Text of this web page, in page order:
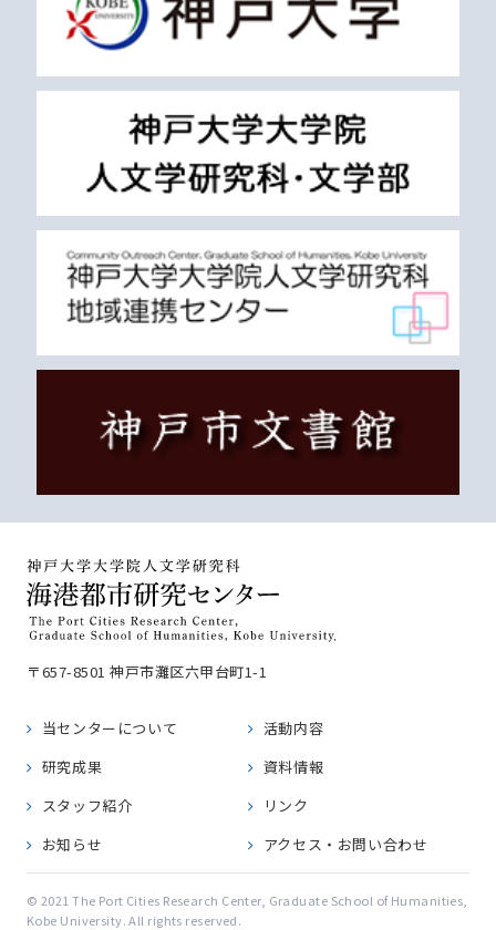
〒657-8501 神戸市灘区六甲台町1-1
当センターについて
活動内容
研究成果
資料情報
スタッフ紹介
リンク
お知らせ
アクセス・お問い合わせ
© 2021 The Port Cities Research Center, Graduate School of Humanities,
Kobe University. All rights reserved.